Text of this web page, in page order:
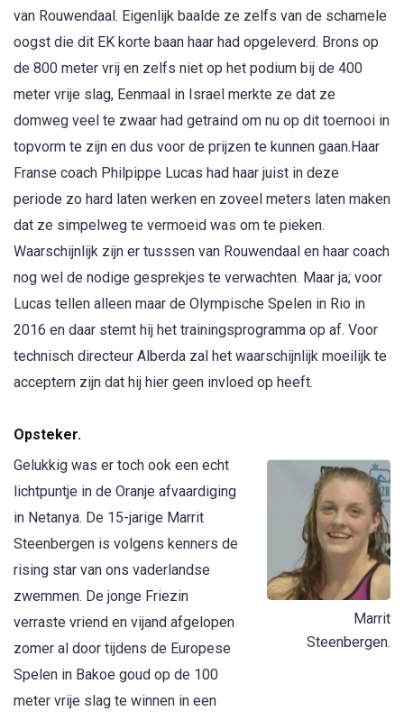
van Rouwendaal. Eigenlijk baalde ze zelfs van de schamele
oogst die dit EK korte baan haar had opgeleverd. Brons op
de 800 meter vrij en zelfs niet op het podium bij de 400
meter vrije slag, Eenmaal in Israel merkte ze dat ze
domweg veel te zwaar had getraind om nu op dit toernooi in
topvorm te zijn en dus voor de prijzen te kunnen gaan.Haar
Franse coach Philpippe Lucas had haar juist in deze
periode zo hard laten werken en zoveel meters laten maken
dat ze simpelweg te vermoeid was om te pieken.
Waarschijnlijk zijn er tusssen van Rouwendaal en haar coach
nog wel de nodige gesprekjes te verwachten. Maar ja; voor
Lucas tellen alleen maar de Olympische Spelen in Rio in
2016 en daar stemt hij het trainingsprogramma op af. Voor
technisch directeur Alberda zal het waarschijnlijk moeilijk te
acceptern zijn dat hij hier geen invloed op heeft.
Opsteker.
Marrit
Steenbergen.
Gelukkig was er toch ook een echt
lichtpuntje in de Oranje afvaardiging
in Netanya. De 15-jarige Marrit
Steenbergen is volgens kenners de
rising star van ons vaderlandse
zwemmen. De jonge Friezin
verraste vriend en vijand afgelopen
zomer al door tijdens de Europese
Spelen in Bakoe goud op de 100
meter vrije slag te winnen in een